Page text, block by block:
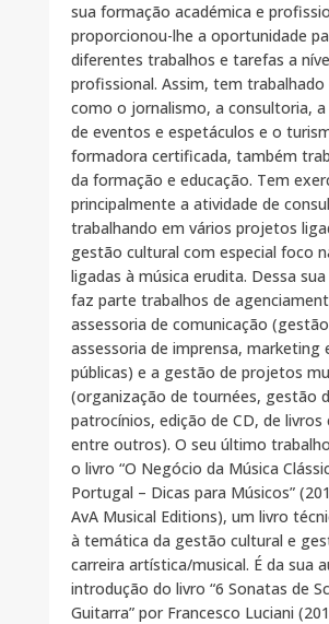
sua formação académica e
proporcionou-lhe a oportunidade
diferentes trabalhos e tarefas a
profissional. Assim, tem trabalhado
como o jornalismo, a consultoria, a
de eventos e espetáculos e o
formadora certificada, também
da formação e educação. Tem
principalmente a atividade de
trabalhando em vários projetos
gestão cultural com especial foco
ligadas à música erudita. Dessa
faz parte trabalhos de
assessoria de comunicação
assessoria de imprensa, marketing
públicas) e a gestão de projetos
(organização de tournées, gestão
patrocínios, edição de CD, de livros
entre outros). O seu último
o livro “O Negócio da Música
Portugal – Dicas para Músicos”
AvA Musical Editions), um livro
à temática da gestão cultural e
carreira artística/musical. É da sua
introdução do livro “6 Sonatas de
Guitarra” por Francesco Luciani